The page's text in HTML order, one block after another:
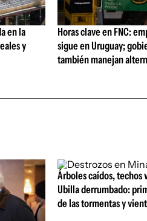
en la
y
Horas clave en FNC:
sigue en Uruguay;
también manejan
Árboles caídos, techos
Ubilla derrumbado:
de las tormentas y